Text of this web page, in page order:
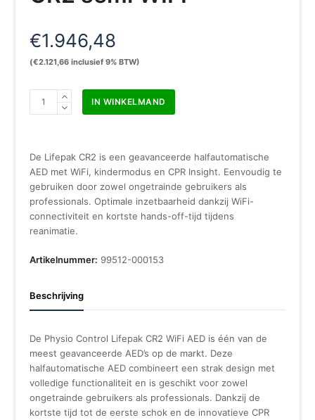
€1.946,48
(€2.121,66 inclusief 9% BTW)
semi
WIFI
aantal
IN WINKELMAND
De Lifepak CR2 is een geavanceerde halfautomatische
AED met WiFi, kindermodus en CPR Insight. Eenvoudig te
gebruiken door zowel ongetrainde gebruikers als
professionals. Optimale inzetbaarheid dankzij WiFi-
connectiviteit en kortste hands-off-tijd tijdens
reanimatie.
Artikelnummer: 99512-000153
Beschrijving
De Physio Control Lifepak CR2 WiFi AED is één van de
meest geavanceerde AED’s op de markt. Deze
halfautomatische AED combineert een strak design met
volledige functionaliteit en is geschikt voor zowel
ongetrainde gebruikers als professionals. Dankzij de
kortste tijd tot de eerste schok en de innovatieve CPR